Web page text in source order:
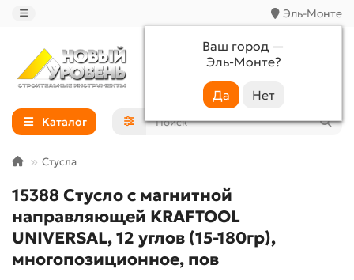
Эль-Монте
Ваш город —
Эль-Монте?
+7 (988) 233-44-52
Каталог
Стусла
15388 Стусло с магнитной
направляющей KRAFTOOL
UNIVERSAL, 12 углов (15-180гр),
многопозиционное, пов